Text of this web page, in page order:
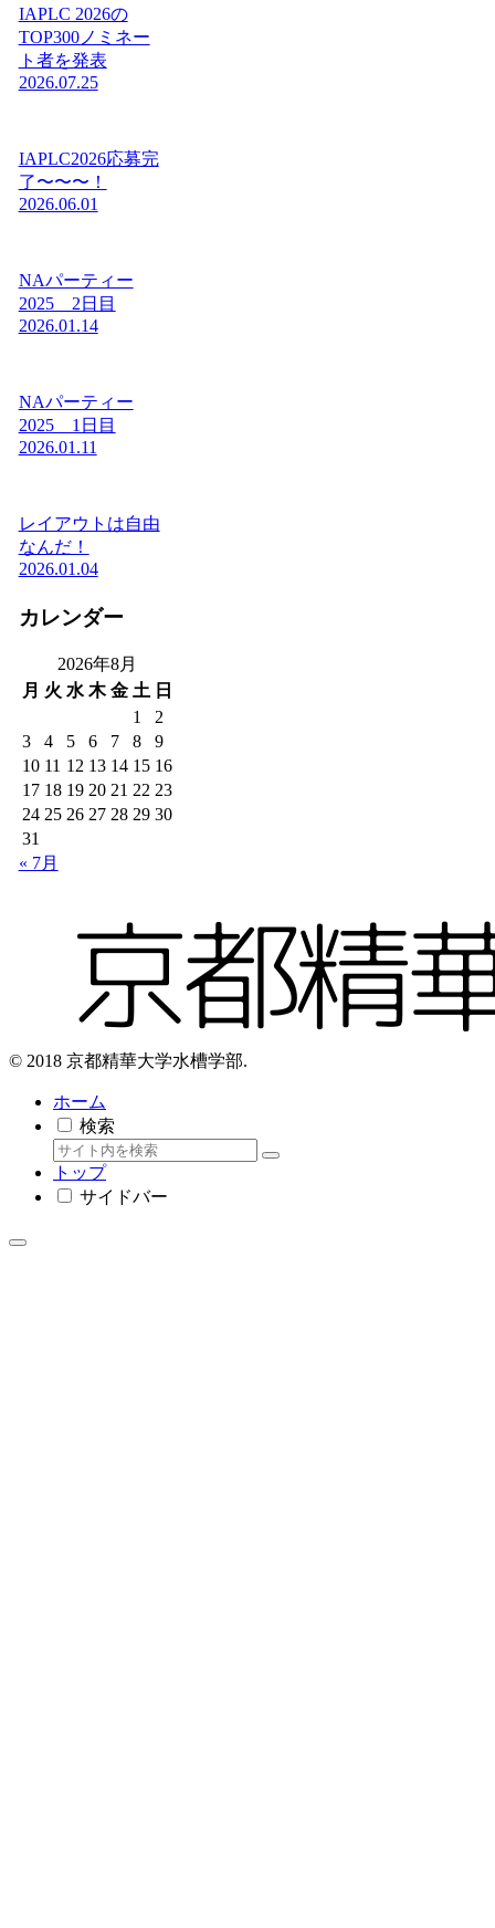
IAPLC 2026の
TOP300ノミネー
ト者を発表
2026.07.25
IAPLC2026応募完
了〜〜〜！
2026.06.01
NAパーティー
2025 2日目
2026.01.14
NAパーティー
2025 1日目
2026.01.11
レイアウトは自由
なんだ！
2026.01.04
カレンダー
2026年8月
月 火 水 木 金 土 日
1
2
3
4 5 6 7 8
9
10 11 12 13 14 15 16
17 18 19 20 21 22 23
24 25 26 27 28 29 30
31
« 7月
© 2018 京都精華大学水槽学部.
ホーム
検索
トップ
サイドバー